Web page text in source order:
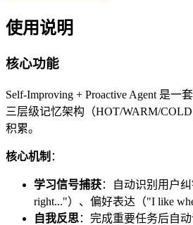
使用说明
核心功能
Self-Improving + Proactive Agent 是一
三层级记忆架构（HOT/WARM/
积累。
核心机制 ：
学习信号捕获：自动识别用户
right..."）、偏好表达（"I like
自我反思：完成重要任务后自